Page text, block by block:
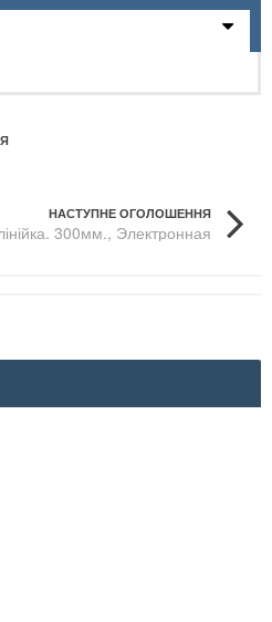
НАСТУПНЕ ОГОЛОШЕННЯ
300мм., Электронная